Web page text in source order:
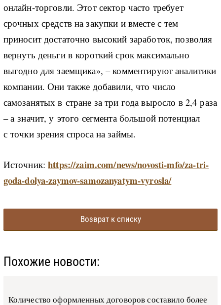
онлайн-торговли. Этот сектор часто требует
срочных средств на закупки и вместе с тем
приносит достаточно высокий заработок, позволяя
вернуть деньги в короткий срок максимально
выгодно для заемщика», – комментируют аналитики
компании. Они также добавили, что число
самозанятых в стране за три года выросло в 2,4 раза
– а значит, у этого сегмента большой потенциал
с точки зрения спроса на займы.
Источник:https://zaim.com/news/novosti-mfo/za-tri-
goda-dolya-zaymov-samozanyatym-vyrosla/
Возврат к списку
Похожие новости:
Количество оформленных договоров составило более